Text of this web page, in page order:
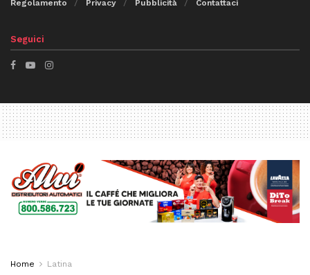
Regolamento Privacy Pubblicità Contattaci
Seguici
Home Latina